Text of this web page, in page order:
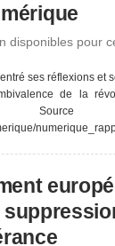
disponibles pour
ses réflexions et
de la
: